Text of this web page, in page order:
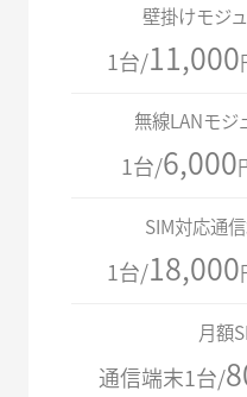
壁掛けモジ
1台/11,000
無線LANモジ
1台/6,000
SIM対応通
1台/18,000
月額
通信端末1台/